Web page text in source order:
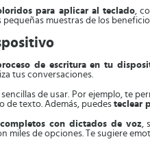
para aplicar al teclado,
muestras de los
de escritura en tu
tus conversaciones.
de usar. Por ejemplo, te
de texto. Además, puedes teclear
con dictados de voz,
miles de opciones. Te sugiere